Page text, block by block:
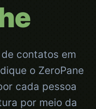
contatos em
o ZeroPane
cada pessoa
por meio da